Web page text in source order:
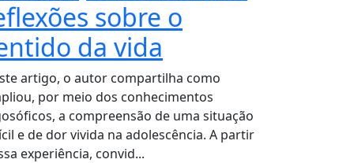
sobre o
da vida
artigo, o autor compartilha como
por meio dos conhecimentos
a compreensão de uma situação
e de dor vivida na adolescência. A partir
experiência, convid...